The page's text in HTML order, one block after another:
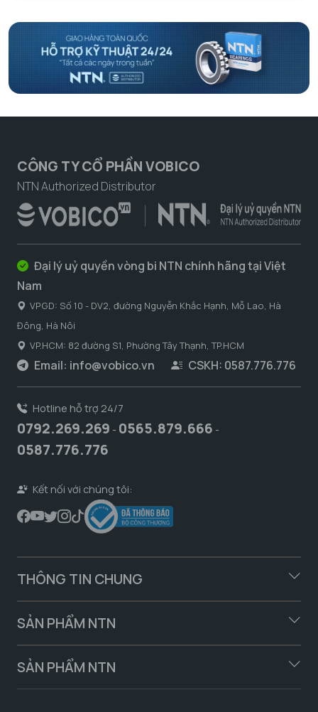
CÔNG TY CỔ PHẦN VOBICO
NTN Authorized Distributor
Đại lý uỷ quyền vòng bi NTN chính hãng tại Việt
Nam
VPGD: Số 10 - DV2, đường Nguyễn Khắc Hạnh, Mỗ Lao, Hà
Đông, Hà Nôi
VP.HCM: 82 đường S1, Phường Tây Thạnh, TP.HCM
Email: info@vobico.vn CSKH: 0587.776.776
Hotline hỗ trợ 24/7
0792.269.269 - 0565.879.666 -
0587.776.776
Kết nối với chúng tôi:
THÔNG TIN CHUNG
SẢN PHẨM NTN
SẢN PHẨM NTN